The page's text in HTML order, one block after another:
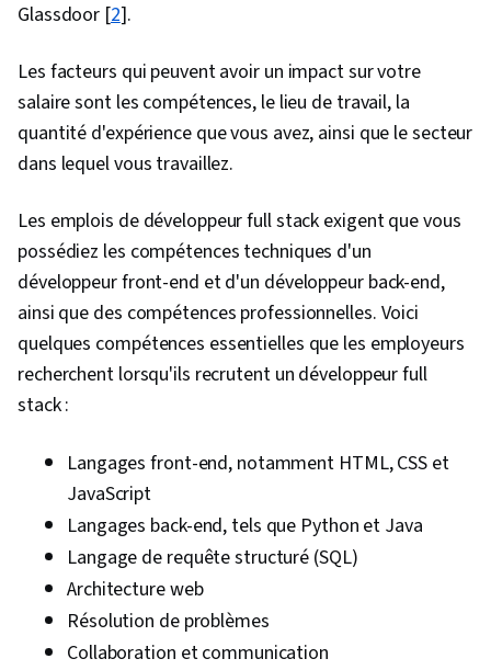
Glassdoor [2].
Les facteurs qui peuvent avoir un impact sur votre
salaire sont les compétences, le lieu de travail, la
quantité d'expérience que vous avez, ainsi que le secteur
dans lequel vous travaillez.
Les emplois de développeur full stack exigent que vous
possédiez les compétences techniques d'un
développeur front-end et d'un développeur back-end,
ainsi que des compétences professionnelles. Voici
quelques compétences essentielles que les employeurs
recherchent lorsqu'ils recrutent un développeur full
stack :
Langages front-end, notamment HTML, CSS et
JavaScript
Langages back-end, tels que Python et Java
Langage de requête structuré (SQL)
Architecture web
Résolution de problèmes
Collaboration et communication